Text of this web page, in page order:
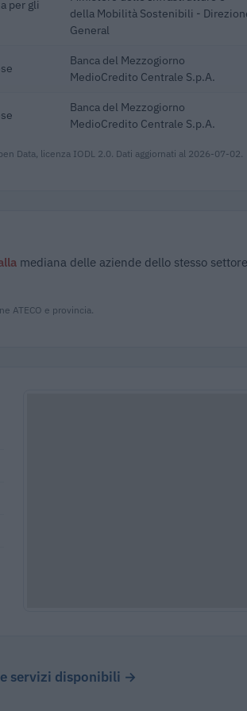
per gli
della Mobilità Sostenibili -
General
Banca del Mezzogiorno
MedioCredito Centrale S.p.A.
Banca del Mezzogiorno
MedioCredito Centrale S.p.A.
Data, licenza IODL 2.0. Dati aggiornati al 2026-07-02.
mediana delle aziende dello stesso
ATECO e provincia.
servizi disponibili →